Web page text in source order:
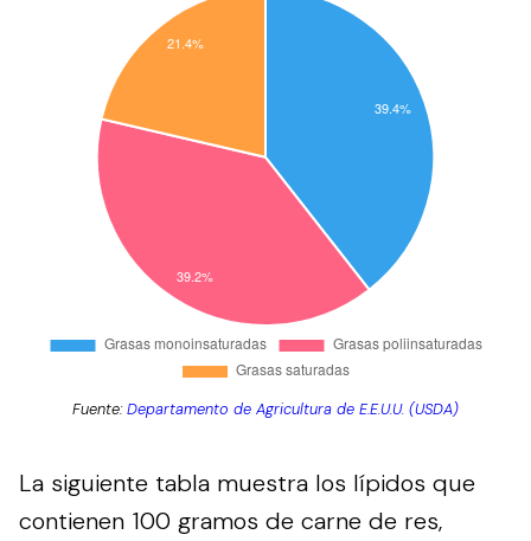
Fuente:Departamento de Agricultura de E.E.U.U. (USDA)
La siguiente tabla muestra los lípidos que
contienen 100 gramos de carne de res,